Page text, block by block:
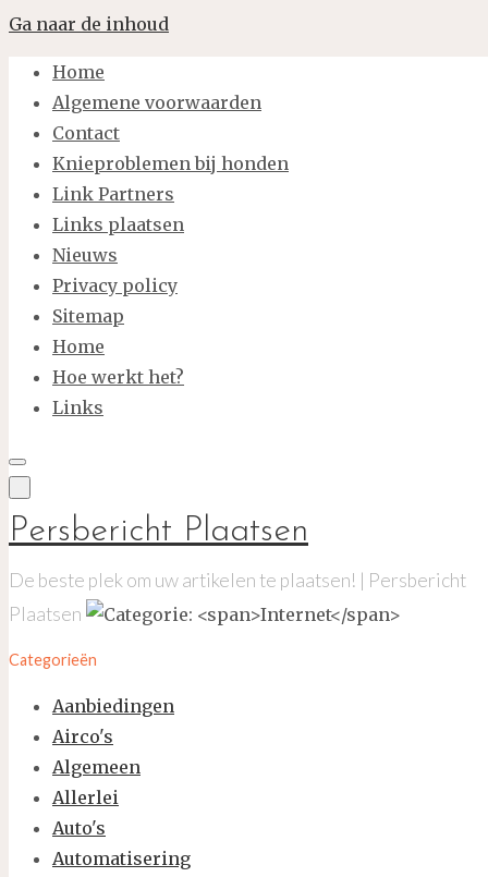
Ga naar de inhoud
Home
Algemene voorwaarden
Contact
Knieproblemen bij honden
Link Partners
Links plaatsen
Nieuws
Privacy policy
Sitemap
Home
Hoe werkt het?
Links
Persbericht Plaatsen
De beste plek om uw artikelen te plaatsen! | Persbericht
Plaatsen
Categorieën
Aanbiedingen
Airco's
Algemeen
Allerlei
Auto's
Automatisering